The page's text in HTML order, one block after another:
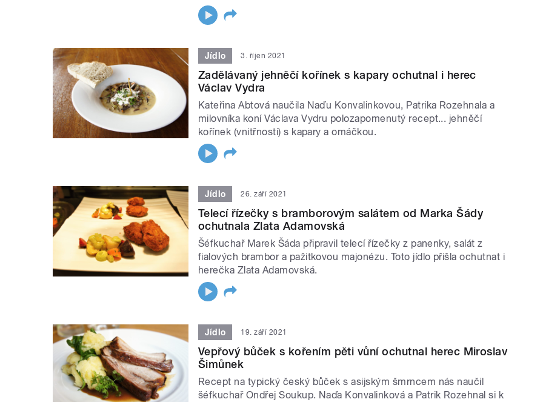
Jídlo 3. říjen 2021
Zadělávaný jehněčí kořínek s kapary ochutnal i herec
Václav Vydra
Kateřina Abtová naučila Naďu Konvalinkovou, Patrika Rozehnala a
milovníka koní Václava Vydru polozapomenutý recept... jehněčí
kořínek (vnitřnosti) s kapary a omáčkou.
Jídlo 26. září 2021
Telecí řízečky s bramborovým salátem od Marka Šády
ochutnala Zlata Adamovská
Šéfkuchař Marek Šáda připravil telecí řízečky z panenky, salát z
fialových brambor a pažitkovou majonézu. Toto jídlo přišla ochutnat i
herečka Zlata Adamovská.
Jídlo 19. září 2021
Vepřový bůček s kořením pěti vůní ochutnal herec Miroslav
Šimůnek
Recept na typický český bůček s asijským šmrncem nás naučil
šéfkuchař Ondřej Soukup. Naďa Konvalinková a Patrik Rozehnal si k